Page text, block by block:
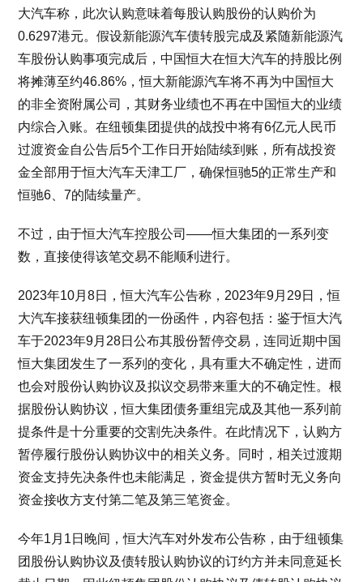
大汽车称，此次认购意味着每股认购股份的认购价为
0.6297港元。假设新能源汽车债转股完成及紧随新能源汽
车股份认购事项完成后，中国恒大在恒大汽车的持股比例
将摊薄至约46.86%，恒大新能源汽车将不再为中国恒大
的非全资附属公司，其财务业绩也不再在中国恒大的业绩
内综合入账。在纽顿集团提供的战投中将有6亿元人民币
过渡资金自公告后5个工作日开始陆续到账，所有战投资
金全部用于恒大汽车天津工厂，确保恒驰5的正常生产和
恒驰6、7的陆续量产。
不过，由于恒大汽车控股公司——恒大集团的一系列变
数，直接使得该笔交易不能顺利进行。
2023年10月8日，恒大汽车公告称，2023年9月29日，恒
大汽车接获纽顿集团的一份函件，内容包括：鉴于恒大汽
车于2023年9月28日公布其股份暂停交易，连同近期中国
恒大集团发生了一系列的变化，具有重大不确定性，进而
也会对股份认购协议及拟议交易带来重大的不确定性。根
据股份认购协议，恒大集团债务重组完成及其他一系列前
提条件是十分重要的交割先决条件。在此情况下，认购方
暂停履行股份认购协议中的相关义务。同时，相关过渡期
资金支持先决条件也未能满足，资金提供方暂时无义务向
资金接收方支付第二笔及第三笔资金。
今年1月1日晚间，恒大汽车对外发布公告称，由于纽顿集
团股份认购协议及债转股认购协议的订约方并未同意延长